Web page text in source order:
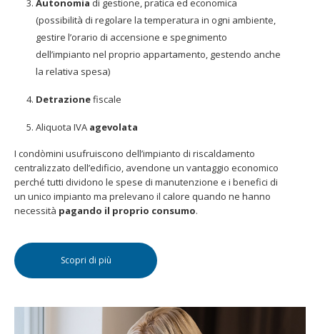
Autonomia di gestione, pratica ed economica
(possibilità di regolare la temperatura in ogni ambiente,
gestire l’orario di accensione e spegnimento
dell’impianto nel proprio appartamento, gestendo anche
la relativa spesa)
Detrazionefiscale
Aliquota IVA agevolata
I condòmini usufruiscono dell’impianto di riscaldamento
centralizzato dell’edificio, avendone un vantaggio economico
perché tutti dividono le spese di manutenzione e i benefici di
un unico impianto ma prelevano il calore quando ne hanno
necessità pagando il proprio consumo.
Scopri di più